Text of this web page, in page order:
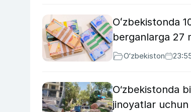
Oʻzbekistonda
berganlarga 27
O‘zbekiston
O‘zbekistonda
jinoyatlar uchun